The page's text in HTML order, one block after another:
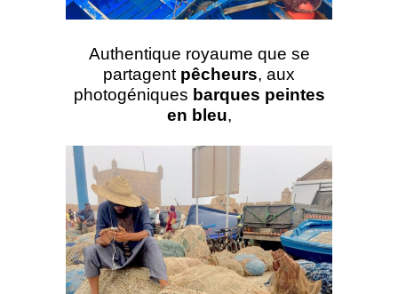
Authentique royaume que se
partagent pêcheurs, aux
photogéniques barques peintes
en bleu,